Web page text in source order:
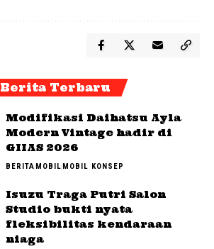
Berita Terbaru
Modifikasi Daihatsu Ayla
Modern Vintage hadir di
GIIAS 2026
BERITAMOBILMOBIL KONSEP
Isuzu Traga Putri Salon
Studio bukti nyata
fleksibilitas kendaraan
niaga